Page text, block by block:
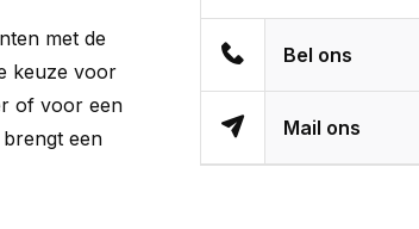
met de
keuze voor
of voor een
een
Bel ons
Mail ons